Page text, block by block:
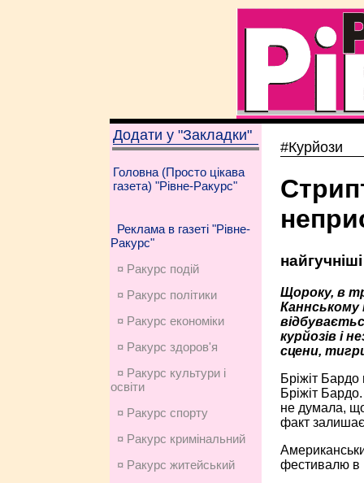
Додати у "Закладки"
Головна (Просто цікава
газета) "Рівне-Ракурс"
Реклама в газеті "Рівне-
Ракурс"
¤ Ракурс подій
¤ Ракурс політики
¤ Ракурс економiки
¤ Ракурс здоров'я
¤ Ракурс культури і
освіти
¤ Ракурс спорту
¤ Ракурс кримінальний
¤ Ракурс житейський
#Курйози
Щороку, в
Каннському
курйозів і
сцени,
Бріжіт Бардо
Бріжіт
не думала,
факт
фестивалю в